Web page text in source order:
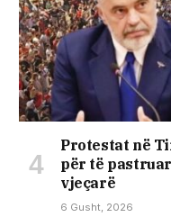
Protestat në
për të
vjeçarë
6 Gusht, 2026